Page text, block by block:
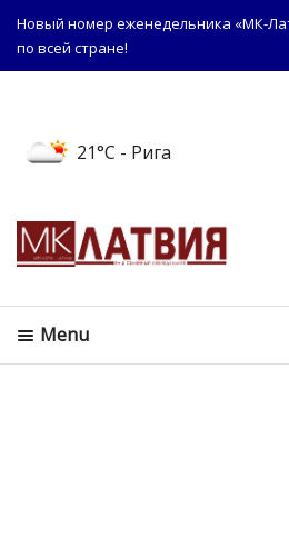
Новый номер еженедельника «МК-
по всей стране!
21°C - Рига
Menu